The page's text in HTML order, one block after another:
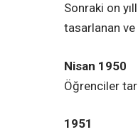
Sonraki on
tasarlanan ve
Nisan 1950
Öğrenciler
1951